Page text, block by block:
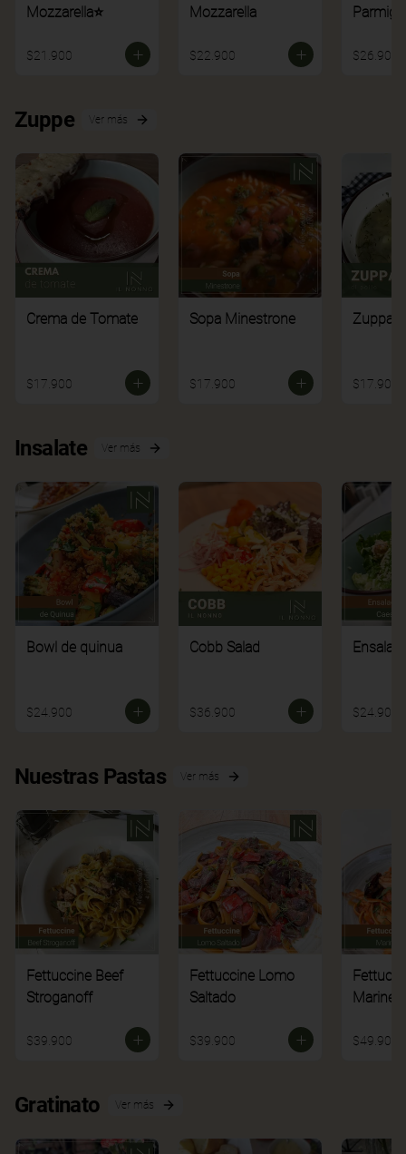
Mozzarella⭐
$21.900
Mozzarella
$22.900 $26.900
Zuppe Ver más
Crema de Tomate
$17.900
Sopa Minestrone
$17.900
Zuppa
$17.900
Insalate Ver más
Bowl de quinua
$24.900
Cobb Salad
$36.900 $24.900
Nuestras Pastas Ver más
Fettuccine Beef
Stroganoff
$39.900
Fettuccine Lomo
Saltado
$39.900
Marinera
$49.900
Gratinato Ver más